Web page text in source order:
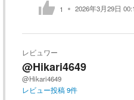
1 2026年3月29日
レビュワー
@Hikari4649
@Hikari4649
レビュー投稿9件